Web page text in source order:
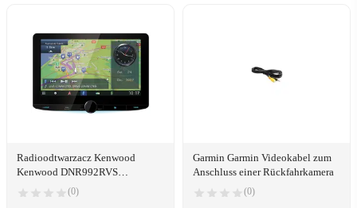
Radioodtwarzacz Kenwood
Kenwood DNR992RVS
USB/BT/Navi/Camper/LKW
10,1''HD Display
(0)
Garmin Garmin Videokabel zum
Anschluss einer Rückfahrkamera
(0)